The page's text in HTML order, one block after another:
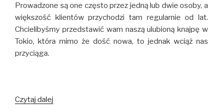
Prowadzone są one często przez jedną lub dwie osoby, a
większość klientów przychodzi tam regularnie od lat.
Chcielibyśmy przedstawić wam naszą ulubioną knajpę w
Tokio, która mimo że dość nowa, to jednak wciąż nas
przyciąga.
Czytaj dalej